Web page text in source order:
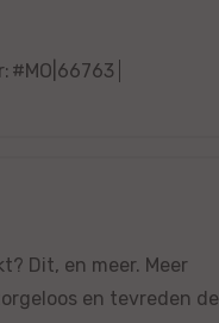
#MO|66763
Dit, en meer. Meer
en tevreden de